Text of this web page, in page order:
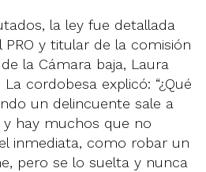
la ley fue detallada
PRO y titular de la comisión
la Cámara baja, Laura
cordobesa explicó: “¿Qué
un delincuente sale a
hay muchos que no
inmediata, como robar un
pero se lo suelta y nunca